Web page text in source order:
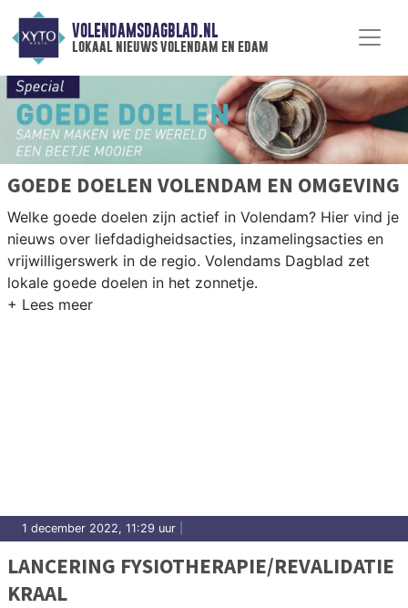
VOLENDAMSDAGBLAD.NL
lokaal nieuws volendam en edam
GOEDE DOELEN VOLENDAM EN OMGEVING
Welke goede doelen zijn actief in Volendam? Hier vind je
nieuws over liefdadigheidsacties, inzamelingsacties en
vrijwilligerswerk in de regio. Volendams Dagblad zet
lokale goede doelen in het zonnetje.
1 december 2022, 11:29 uur
LANCERING FYSIOTHERAPIE/REVALIDATIE
KRAAL